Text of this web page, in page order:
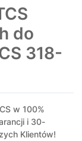
do
318-
w 100%
i 30-
Klientów!